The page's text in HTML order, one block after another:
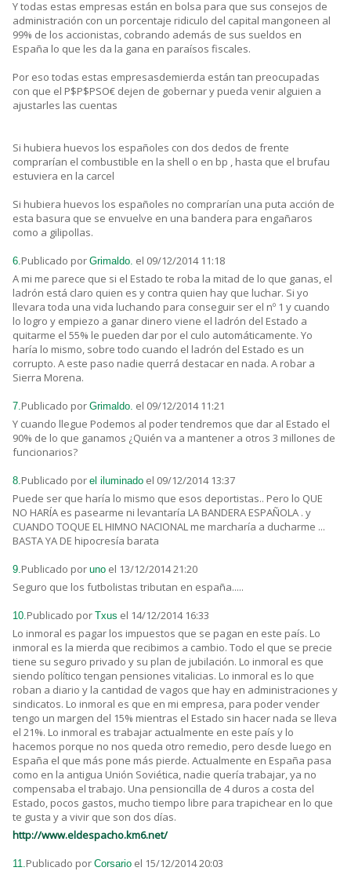
Y todas estas empresas están en bolsa para que sus consejos de
administración con un porcentaje ridiculo del capital mangoneen al
99% de los accionistas, cobrando además de sus sueldos en
España lo que les da la gana en paraísos fiscales.
Por eso todas estas empresasdemierda están tan preocupadas
con que el P$P$PSO€ dejen de gobernar y pueda venir alguien a
ajustarles las cuentas
Si hubiera huevos los españoles con dos dedos de frente
comprarían el combustible en la shell o en bp , hasta que el brufau
estuviera en la carcel
Si hubiera huevos los españoles no comprarían una puta acción de
esta basura que se envuelve en una bandera para engañaros
como a gilipollas.
6. Publicado por Grimaldo. el 09/12/2014 11:18
A mi me parece que si el Estado te roba la mitad de lo que ganas, el
ladrón está claro quien es y contra quien hay que luchar. Si yo
llevara toda una vida luchando para conseguir ser el nº 1 y cuando
lo logro y empiezo a ganar dinero viene el ladrón del Estado a
quitarme el 55% le pueden dar por el culo automáticamente. Yo
haría lo mismo, sobre todo cuando el ladrón del Estado es un
corrupto. A este paso nadie querrá destacar en nada. A robar a
Sierra Morena.
7. Publicado por Grimaldo. el 09/12/2014 11:21
Y cuando llegue Podemos al poder tendremos que dar al Estado el
90% de lo que ganamos ¿Quién va a mantener a otros 3 millones de
funcionarios?
8. Publicado por el iluminado el 09/12/2014 13:37
Puede ser que haría lo mismo que esos deportistas.. Pero lo QUE
NO HARÍA es pasearme ni levantaría LA BANDERA ESPAÑOLA . y
CUANDO TOQUE EL HIMNO NACIONAL me marcharía a ducharme ...
BASTA YA DE hipocresía barata
9. Publicado por uno el 13/12/2014 21:20
Seguro que los futbolistas tributan en españa.....
10. Publicado por Txus el 14/12/2014 16:33
Lo inmoral es pagar los impuestos que se pagan en este país. Lo
inmoral es la mierda que recibimos a cambio. Todo el que se precie
tiene su seguro privado y su plan de jubilación. Lo inmoral es que
siendo político tengan pensiones vitalicias. Lo inmoral es lo que
roban a diario y la cantidad de vagos que hay en administraciones y
sindicatos. Lo inmoral es que en mi empresa, para poder vender
tengo un margen del 15% mientras el Estado sin hacer nada se lleva
el 21%. Lo inmoral es trabajar actualmente en este país y lo
hacemos porque no nos queda otro remedio, pero desde luego en
España el que más pone más pierde. Actualmente en España pasa
como en la antigua Unión Soviética, nadie quería trabajar, ya no
compensaba el trabajo. Una pensioncilla de 4 duros a costa del
Estado, pocos gastos, mucho tiempo libre para trapichear en lo que
te gusta y a vivir que son dos días.
http://www.eldespacho.km6.net/
11. Publicado por Corsario el 15/12/2014 20:03